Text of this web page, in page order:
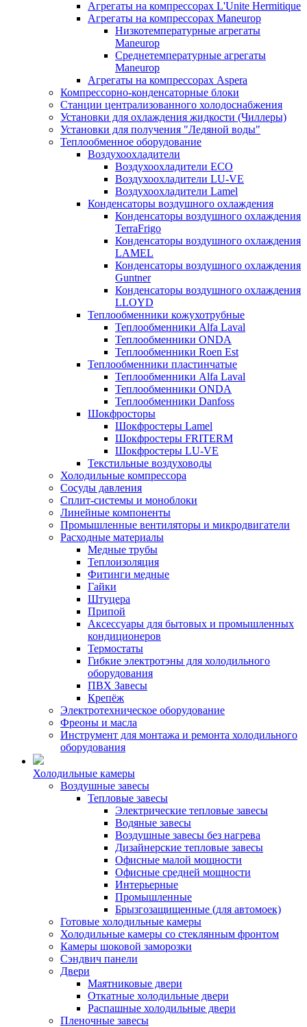
Агрегаты на компрессорах L'Unite Hermitique
Агрегаты на компрессорах Maneurop
Низкотемпературные агрегаты
Maneurop
Среднетемпературные агрегаты
Maneurop
Агрегаты на компрессорах Aspera
Компрессорно-конденсаторные блоки
Станции централизованного холодоснабжения
Установки для охлаждения жидкости (Чиллеры)
Установки для получения "Ледяной воды"
Теплообменное оборудование
Воздухоохладители
Воздухоохладители EСО
Воздухоохладители LU-VE
Воздухоохладители Lamel
Конденсаторы воздушного охлаждения
Конденсаторы воздушного охлаждения
TerraFrigo
Конденсаторы воздушного охлаждения
LAMEL
Конденсаторы воздушного охлаждения
Guntner
Конденсаторы воздушного охлаждения
LLOYD
Теплообменники кожухотрубные
Теплообменники Alfa Laval
Теплообменники ONDA
Теплообменники Roen Est
Теплообменники пластинчатые
Теплообменники Alfa Laval
Теплообменники ONDA
Теплообменники Danfoss
Шокфросторы
Шокфростеры Lamel
Шокфростеры FRITERM
Шокфростеры LU-VE
Текстильные воздуховоды
Холодильные компрессора
Сосуды давления
Cплит-системы и моноблоки
Линейные компоненты
Промышленные вентиляторы и микродвигатели
Расходные материалы
Медные трубы
Теплоизоляция
Фитинги медные
Гайки
Штуцера
Припой
Аксессуары для бытовых и промышленных
кондиционеров
Термостаты
Гибкие электротэны для холодильного
оборудования
ПВХ Завесы
Крепёж
Электротехническое оборудование
Фреоны и масла
Инструмент для монтажа и ремонта холодильного
оборудования
Холодильные камеры
Воздушные завесы
Тепловые завесы
Электрические тепловые завесы
Водяные завесы
Воздушные завесы без нагрева
Дизайнерские тепловые завесы
Офисные малой мощности
Офисные средней мощности
Интерьерные
Промышленные
Брызгозащищенные (для автомоек)
Готовые холодильные камеры
Холодильные камеры со стеклянным фронтом
Камеры шоковой заморозки
Сэндвич панели
Двери
Маятниковые двери
Откатные холодильные двери
Распашные холодильные двери
Пленочные завесы